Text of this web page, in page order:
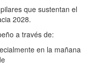
que sustentan el
2028.
a través de:
en la mañana